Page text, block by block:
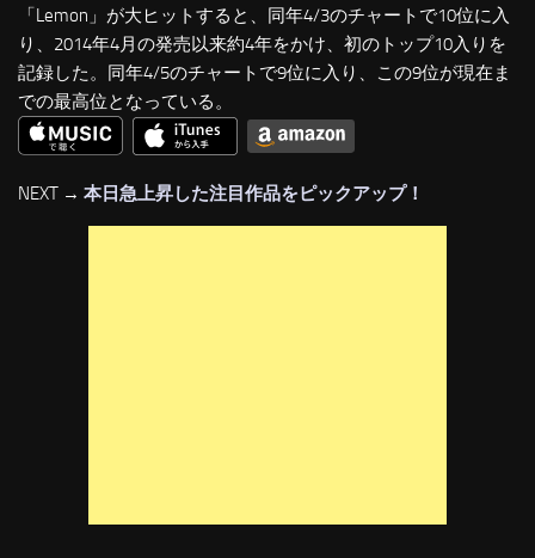
「Lemon」が大ヒットすると、同年4/3のチャートで10位に入
り、2014年4月の発売以来約4年をかけ、初のトップ10入りを
記録した。同年4/5のチャートで9位に入り、この9位が現在ま
での最高位となっている。
NEXT → 本日急上昇した注目作品をピックアップ！